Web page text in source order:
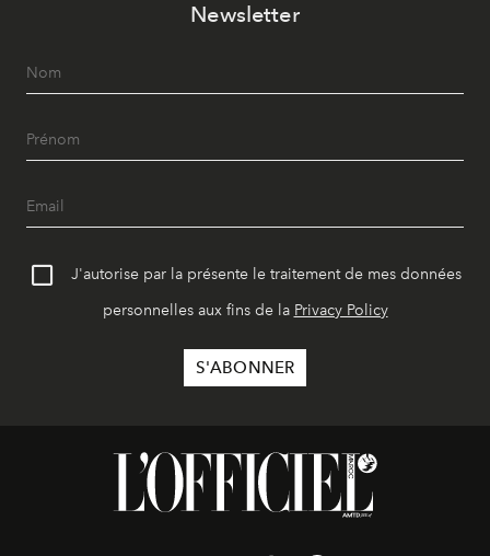
Newsletter
J'autorise par la présente le traitement de mes données
personnelles aux fins de la Privacy Policy